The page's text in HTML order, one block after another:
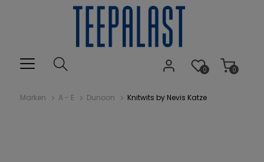
0
0
Marken A - E Dunoon Knitwits by Nevis Katze